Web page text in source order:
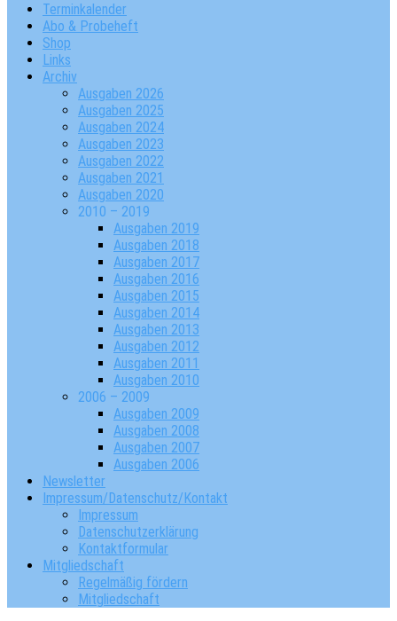
Terminkalender
Abo & Probeheft
Shop
Links
Archiv
Ausgaben 2026
Ausgaben 2025
Ausgaben 2024
Ausgaben 2023
Ausgaben 2022
Ausgaben 2021
Ausgaben 2020
2010 – 2019
Ausgaben 2019
Ausgaben 2018
Ausgaben 2017
Ausgaben 2016
Ausgaben 2015
Ausgaben 2014
Ausgaben 2013
Ausgaben 2012
Ausgaben 2011
Ausgaben 2010
2006 – 2009
Ausgaben 2009
Ausgaben 2008
Ausgaben 2007
Ausgaben 2006
Newsletter
Impressum/Datenschutz/Kontakt
Impressum
Datenschutzerklärung
Kontaktformular
Mitgliedschaft
Regelmäßig fördern
Mitgliedschaft